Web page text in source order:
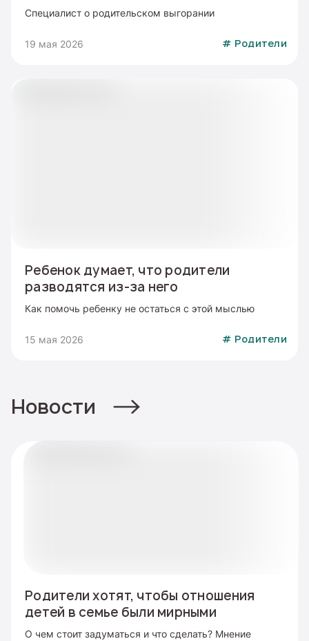
Специалист о родительском выгорании
19 мая 2026 # Родители
Ребенок думает, что родители
разводятся из-за него
Как помочь ребенку не остаться с этой мыслью
15 мая 2026 # Родители
Новости
Родители хотят, чтобы отношения
детей в семье были мирными
О чем стоит задуматься и что сделать? Мнение